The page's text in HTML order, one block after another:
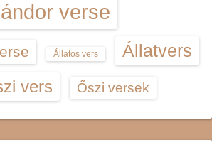
verse
Állatos vers Állatvers
vers Őszi versek